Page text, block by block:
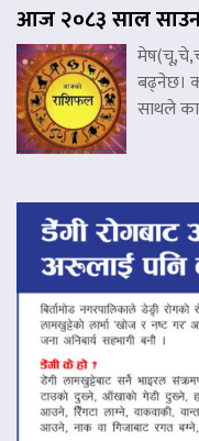
आज २०८३ साल
बढ्नेछ।
साथले